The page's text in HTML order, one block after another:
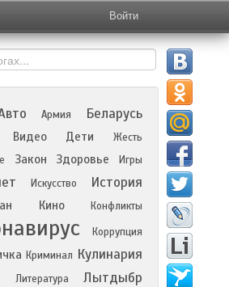
Войти
Армия Беларусь
Видео Дети
Жесть
Закон Здоровье Игры
Искусство История
Кино Конфликты
Коррупция
Криминал Кулинария
Литература Лытдыбр